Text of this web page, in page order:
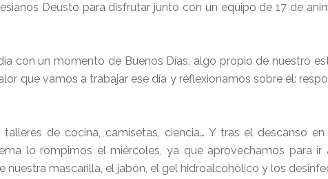
Deusto para disfrutar junto con un equipo de 17 de
con un momento de Buenos Días, algo propio de nuestro
que vamos a trabajar ese día y reflexionamos sobre él:
de cocina, camisetas, ciencia… Y tras el descanso
lo rompimos el miércoles, ya que aprovechamos para
nuestra mascarilla, el jabón, el gel hidroalcohólico y los